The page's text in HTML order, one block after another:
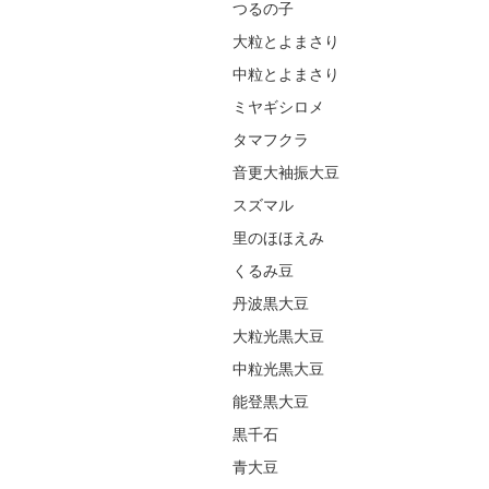
つるの子
大粒とよまさり
中粒とよまさり
ミヤギシロメ
タマフクラ
音更大袖振大豆
スズマル
里のほほえみ
くるみ豆
丹波黒大豆
大粒光黒大豆
中粒光黒大豆
能登黒大豆
黒千石
青大豆